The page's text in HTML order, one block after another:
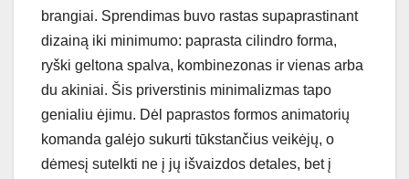
brangiai. Sprendimas buvo rastas supaprastinant
dizainą iki minimumo: paprasta cilindro forma,
ryški geltona spalva, kombinezonas ir vienas arba
du akiniai. Šis priverstinis minimalizmas tapo
genialiu ėjimu. Dėl paprastos formos animatorių
komanda galėjo sukurti tūkstančius veikėjų, o
dėmesį sutelkti ne į jų išvaizdos detales, bet į